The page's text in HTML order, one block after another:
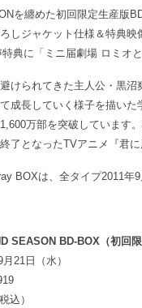
を纏めた初回限定生産版
しジャケット仕様＆特典
典に「ミニ届劇場 ロミオ
けられてきた主人公・黒
成長していく様子を描い
万部を突破しています
了となったTVアニメ『君に
BOXは、全タイプ2011年9
SEASON BD-BOX（初回限
21日（水）
込）